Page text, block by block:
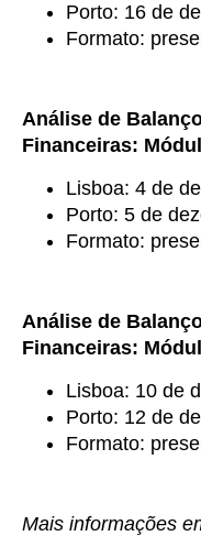
Porto: 16 de
Formato:
Análise de
Financeiras:
Lisboa: 4 de
Porto: 5 de
Formato:
Análise de
Financeiras:
Lisboa: 10 de
Porto: 12 de
Formato:
Mais informações